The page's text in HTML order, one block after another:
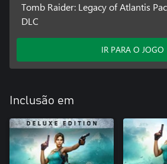
Tomb Raider: Legacy of Atlantis
DLC
IR PARA O JOGO
Inclusão em